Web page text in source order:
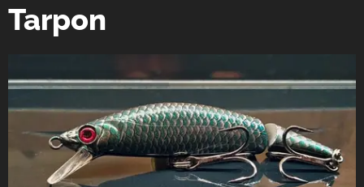
Tarpon